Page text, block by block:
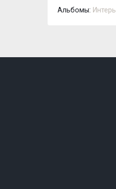
Альбомы: